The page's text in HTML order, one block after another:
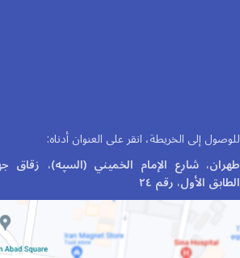
للوصول إلى الخريطة، انقر على العنوان أدناه:
طهران، شارع الإمام الخميني (السپه)، زقاق
الطابق الأول، رقم ٢٤